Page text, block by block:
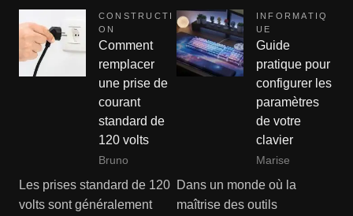
CONSTRUCTI
ON
Comment
remplacer
une prise de
courant
standard de
120 volts
Bruno
Les prises standard de 120
volts sont généralement
INFORMATIQ
UE
Guide
pratique pour
configurer les
paramètres
de votre
clavier
Marise
Dans un monde où la
maîtrise des outils